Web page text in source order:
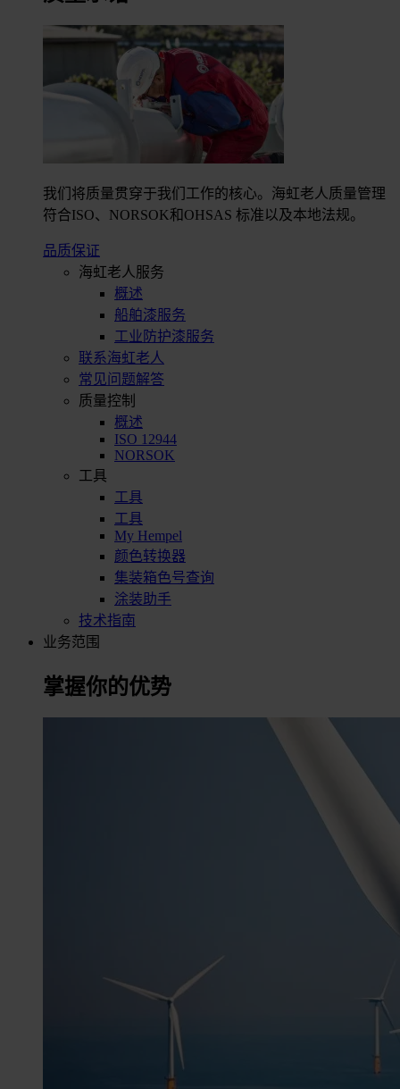
我们将质量贯穿于我们工作的核心。海虹老人质量管理
符合ISO、NORSOK和OHSAS 标准以及本地法规。
品质保证
海虹老人服务
概述
船舶漆服务
工业防护漆服务
联系海虹老人
常见问题解答
质量控制
概述
ISO 12944
NORSOK
工具
工具
工具
My Hempel
颜色转换器
集装箱色号查询
涂装助手
技术指南
业务范围
掌握你的优势